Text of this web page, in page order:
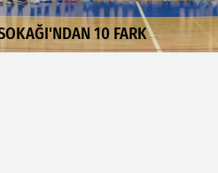
10 FARK